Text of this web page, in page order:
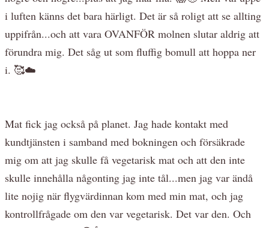
i luften känns det bara härligt. Det är så roligt att se allting
uppifrån...och att vara OVANFÖR molnen slutar aldrig att
förundra mig. Det såg ut som fluffig bomull att hoppa ner
i. 🥰☁️
Mat fick jag också på planet. Jag hade kontakt med
kundtjänsten i samband med bokningen och försäkrade
mig om att jag skulle få vegetarisk mat och att den inte
skulle innehålla någonting jag inte tål...men jag var ändå
lite nojig när flygvärdinnan kom med min mat, och jag
kontrollfrågade om den var vegetarisk. Det var den. Och